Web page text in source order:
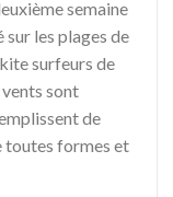
semaine
sur les plages de
surfeurs de
sont
de
toutes formes et